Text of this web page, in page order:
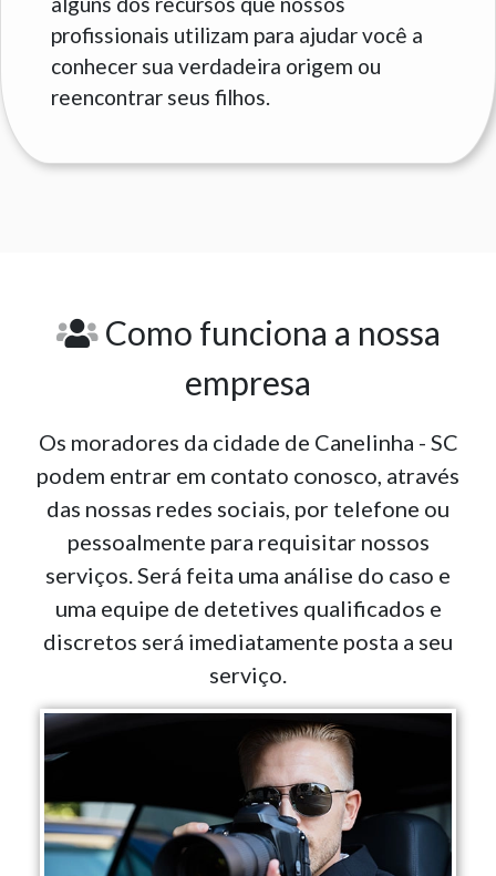
profissionais utilizam para ajudar você a
conhecer sua verdadeira origem ou
reencontrar seus filhos.
Como funciona a nossa
empresa
Os moradores da cidade de Canelinha - SC
podem entrar em contato conosco, através
das nossas redes sociais, por telefone ou
pessoalmente para requisitar nossos
serviços. Será feita uma análise do caso e
uma equipe de detetives qualificados e
discretos será imediatamente posta a seu
serviço.